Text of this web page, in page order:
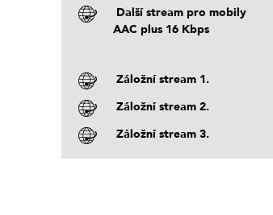
Další stream pro mobily
AAC plus 16 Kbps
Záložní stream 1.
Záložní stream 2.
Záložní stream 3.